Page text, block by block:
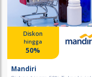
Diskon
hingga
50%
Mandiri